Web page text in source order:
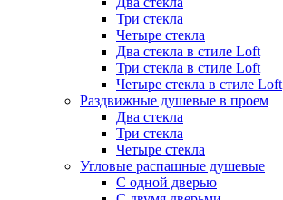
Три стекла
Четыре стекла
Два стекла в стиле Loft
Три стекла в стиле Loft
Четыре стекла в стиле Loft
Раздвижные душевые в проем
Два стекла
Три стекла
Четыре стекла
Угловые распашные душевые
С одной дверью